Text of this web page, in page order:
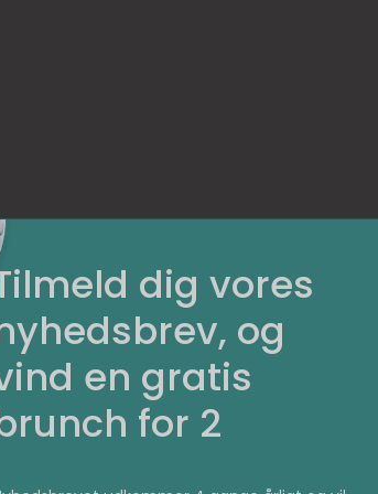
dig vores
og
en gratis
for 2
spændende lokale caféer og
finder repræsentanter for de kendte
koncept som først så dagens lys i 2011,
stor popularitet.
selv, nemlig verdens eneste grødbar.
på at forfine sine opskrifter og kan derfor